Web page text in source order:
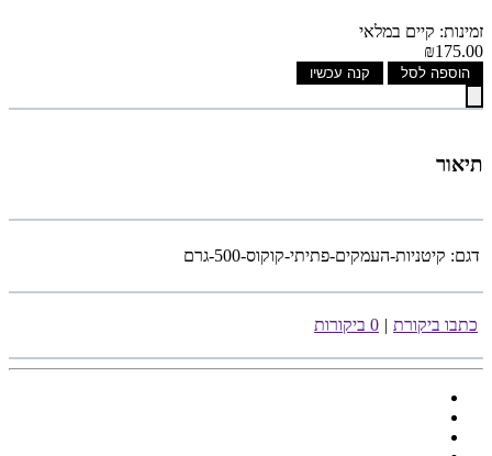
זמינות: קיים במלאי
₪175.00
הוספה לסל קנה עכשיו
תיאור
דגם: קיטניות-העמקים-פתיתי-קוקוס-500-גרם
כתבו ביקורת | 0 ביקורות